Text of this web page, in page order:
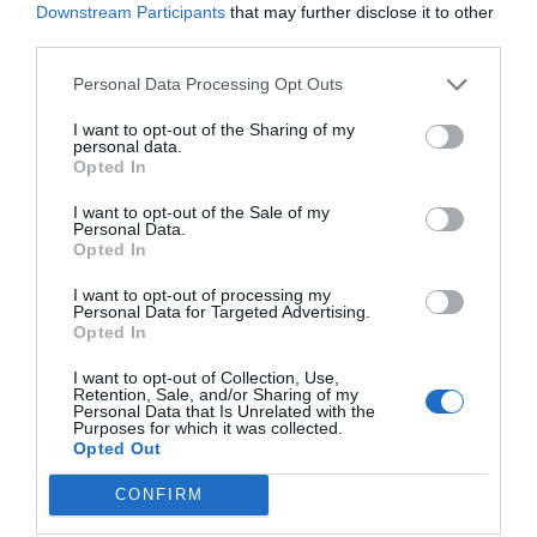
Downstream Participants that may further disclose it to other
Personal Data Processing Opt Outs
I want to opt-out of the Sharing of my
personal data.
Opted In
I want to opt-out of the Sale of my
Personal Data.
Opted In
I want to opt-out of processing my
Personal Data for Targeted Advertising.
Opted In
I want to opt-out of Collection, Use,
Retention, Sale, and/or Sharing of my
Personal Data that Is Unrelated with the
Purposes for which it was collected.
Opted Out
CONFIRM
tecnològicament parlant. Avalis va donar el
suport per a poder accedir al finançament",
explica Laura Garcia.
Amb aquest préstec han pogut finançar el
prototipat d'una màquina d'envasat flexible
multipista, enstickpack, asèptica, per al
conformat, omplert i segellat. La màquina,
sistemes automàtics interns de neteja i permet
l'esterilització externa mitjançant aplicació de
peròxid d'hidrogen. Per accedir al crèdit,
expliquen des d'Inever, ha estat clau l'aposta de
l'empresa per la innovació, "un dels nostres
motors com a empresa líder del sector. I n'estem
compromesos", conclouen.